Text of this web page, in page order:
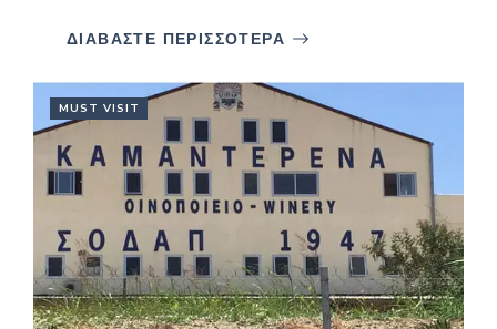
ΔΙΑΒΑΣΤΕ ΠΕΡΙΣΣΟΤΕΡΑ
MUST VISIT